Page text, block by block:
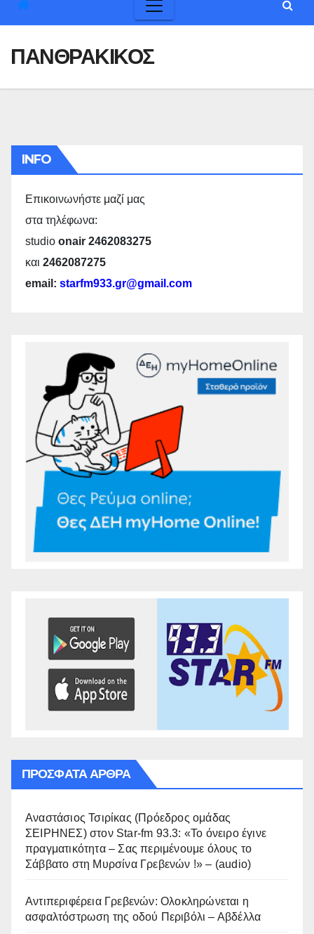
ΠΑΝΘΡΑΚΙΚΟΣ
INFO
Επικοινωνήστε μαζί μας
στα τηλέφωνα:
studio onair 2462083275
και 2462087275
email: starfm933.gr@gmail.com
ΠΡΌΣΦΑΤΑ ΆΡΘΡΑ
Αναστάσιος Τσιρίκας (Πρόεδρος ομάδας
ΣΕΙΡΗΝΕΣ) στον Star-fm 93.3: «Το όνειρο έγινε
πραγματικότητα – Σας περιμένουμε όλους το
Σάββατο στη Μυρσίνα Γρεβενών !» – (audio)
Αντιπεριφέρεια Γρεβενών: Ολοκληρώνεται η
ασφαλτόστρωση της οδού Περιβόλι – Αβδέλλα